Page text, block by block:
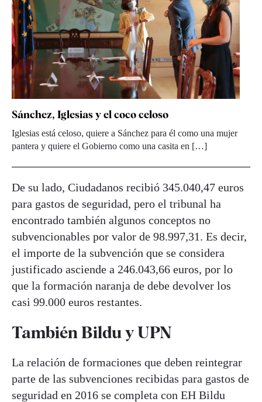
Sánchez, Iglesias y el coco celoso
Iglesias está celoso, quiere a Sánchez para él como una mujer
pantera y quiere el Gobierno como una casita en […]
De su lado, Ciudadanos recibió 345.040,47 euros
para gastos de seguridad, pero el tribunal ha
encontrado también algunos conceptos no
subvencionables por valor de 98.997,31. Es decir,
el importe de la subvención que se considera
justificado asciende a 246.043,66 euros, por lo
que la formación naranja de debe devolver los
casi 99.000 euros restantes.
También Bildu y UPN
La relación de formaciones que deben reintegrar
parte de las subvenciones recibidas para gastos de
seguridad en 2016 se completa con EH Bildu